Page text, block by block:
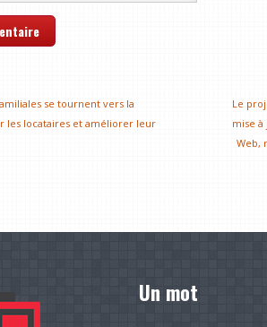
se tournent vers la
les locataires et améliorer leur
Le
mise à
Web,
Un mot